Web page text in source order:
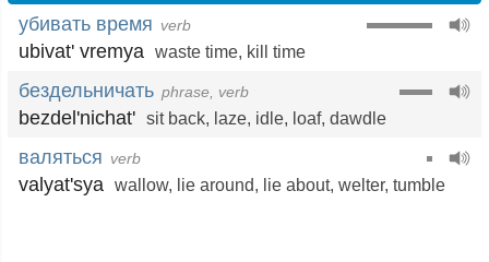
убивать время verb
ubivat' vremya waste time, kill time
бездельничать phrase, verb
bezdel'nichat' sit back, laze, idle, loaf, dawdle
валяться verb
valyat'sya wallow, lie around, lie about, welter, tumble